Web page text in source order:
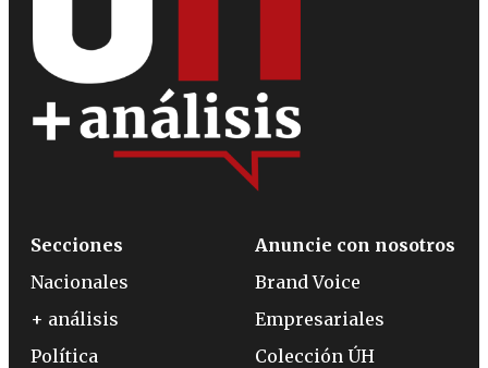
Secciones
Nacionales
+ análisis
Política
Anuncie con nosotros
Brand Voice
Empresariales
Colección ÚH